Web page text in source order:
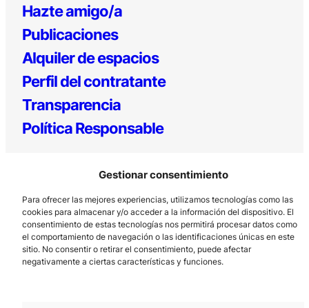
Gestionar consentimiento
Para ofrecer las mejores experiencias, utilizamos tecnologías como las
cookies para almacenar y/o acceder a la información del dispositivo. El
consentimiento de estas tecnologías nos permitirá procesar datos como
el comportamiento de navegación o las identificaciones únicas en este
sitio. No consentir o retirar el consentimiento, puede afectar
negativamente a ciertas características y funciones.
Hazte amigo/a
Publicaciones
Alquiler de espacios
Perfil del contratante
Transparencia
Política Responsable
Los Prados, 121 – 33203 Gijón
985 185 577 – info@laboralcentrodearte.org